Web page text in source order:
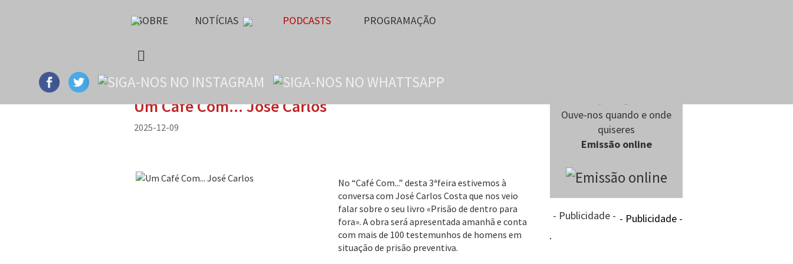
SOBRE NOTÍCIAS PODCASTS PROGRAMAÇÃO
Um Café Com... José Carlos
2025-12-09
No “Café Com...” desta 3ªfeira estivemos à
conversa com José Carlos Costa que nos veio
falar sobre o seu livro «Prisão de dentro para
fora». A obra será apresentada amanhã e conta
com mais de 100 testemunhos de homens em
situação de prisão preventiva.
Ouve-nos quando e onde
quiseres
Emissão online
- Publicidade - - Publicidade -